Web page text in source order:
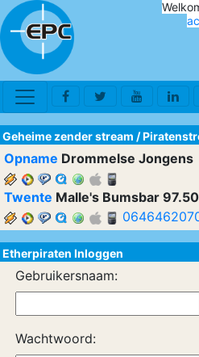
Geheime zender stream /
Opname Drommelse Jongens
Twente Malle's Bumsbar 97.50
Etherpiraten Inloggen
Gebruikersnaam:
Wachtwoord: